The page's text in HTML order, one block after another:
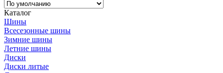
Каталог
Шины
Всесезонные шины
Зимние шины
Летние шины
Диски
Диски литые